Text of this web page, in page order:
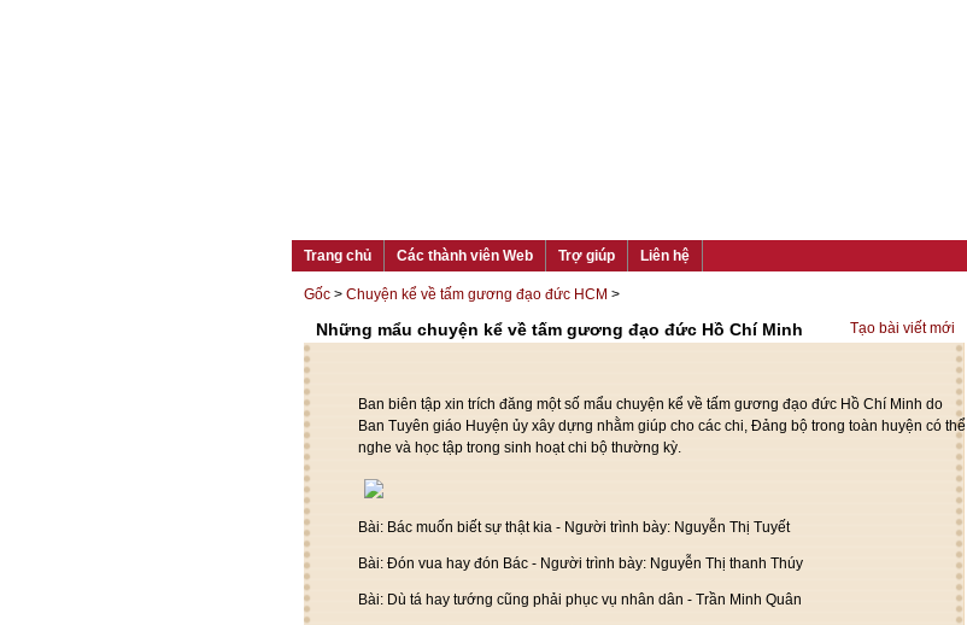
Trang chủ Các thành viên Web Trợ giúp Liên hệ
Gốc > Chuyện kể về tấm gương đạo đức HCM >
Tạo bài viết mới
Những mẩu chuyện kể về tấm gương đạo đức Hồ Chí Minh
Ban biên tập xin trích đăng một số mẩu chuyện kể về tấm gương đạo đức Hồ Chí Minh do
Ban Tuyên giáo Huyện ủy xây dựng nhằm giúp cho các chi, Đảng bộ trong toàn huyện có thể
nghe và học tập trong sinh hoạt chi bộ thường kỳ.
Bài: Bác muốn biết sự thật kia - Người trình bày: Nguyễn Thị Tuyết
Bài: Đón vua hay đón Bác - Người trình bày: Nguyễn Thị thanh Thúy
Bài: Dù tá hay tướng cũng phải phục vụ nhân dân - Trần Minh Quân